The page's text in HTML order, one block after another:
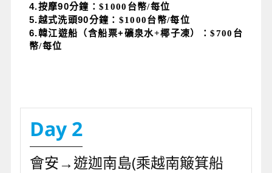
4.按摩90分鐘：$1000台幣/每位
5.越式洗頭90分鐘：$1000台幣/每位
6.韓江遊船（含船票+礦泉水+椰子凍）：$700台
幣/每位
Day 2
會安→遊迦南島(乘越南簸箕船